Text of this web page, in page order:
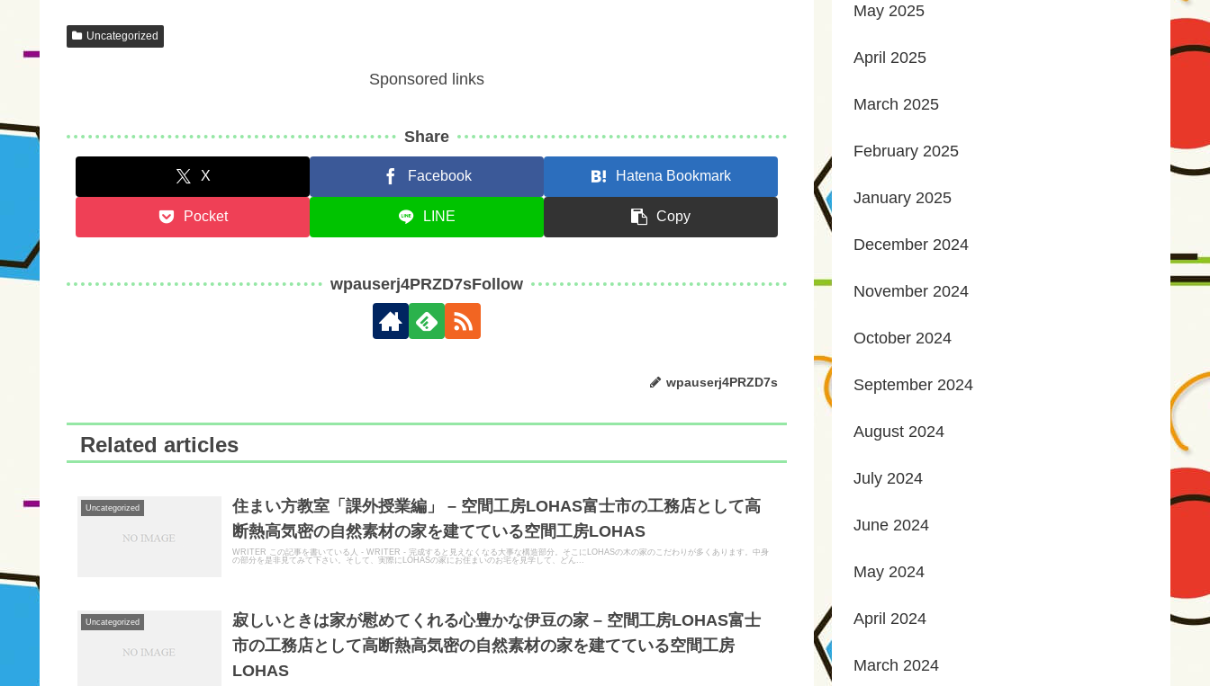
Uncategorized
Sponsored links
Share
X Facebook Hatena Bookmark
Pocket LINE Copy
wpauserj4PRZD7sFollow
wpauserj4PRZD7s
Related articles
Uncategorized
住まい方教室「課外授業編」 – 空間工房LOHAS富士市の工務店として高
断熱高気密の自然素材の家を建てている空間工房LOHAS
WRITER この記事を書いている人 - WRITER - 完成すると見えなくなる大事な構造部分。そこにLOHASの木の家のこだわりが多くあります。中身
の部分を是非見てみて下さい。そして、実際にLOHASの家にお住まいのお宅を見学して、どん...
Uncategorized
寂しいときは家が慰めてくれる心豊かな伊豆の家 – 空間工房LOHAS富士
市の工務店として高断熱高気密の自然素材の家を建てている空間工房
LOHAS
May 2025
April 2025
March 2025
February 2025
January 2025
December 2024
November 2024
October 2024
September 2024
August 2024
July 2024
June 2024
May 2024
April 2024
March 2024